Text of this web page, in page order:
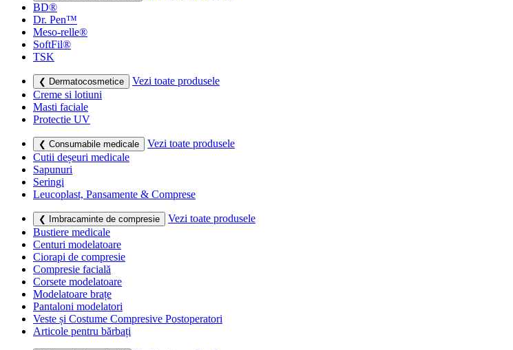
BD®
Dr. Pen™
Meso-relle®
SoftFil®
TSK
❮ Dermatocosmetice
Vezi toate produsele
Creme si lotiuni
Masti faciale
Protectie UV
❮ Consumabile medicale
Vezi toate produsele
Cutii deșeuri medicale
Sapunuri
Seringi
Leucoplast, Pansamente & Comprese
❮ Imbracaminte de compresie
Vezi toate produsele
Bustiere medicale
Centuri modelatoare
Ciorapi de compresie
Compresie facială
Corsete modelatoare
Modelatoare brațe
Pantaloni modelatori
Veste și Costume Compresive Postoperatori
Articole pentru bărbați